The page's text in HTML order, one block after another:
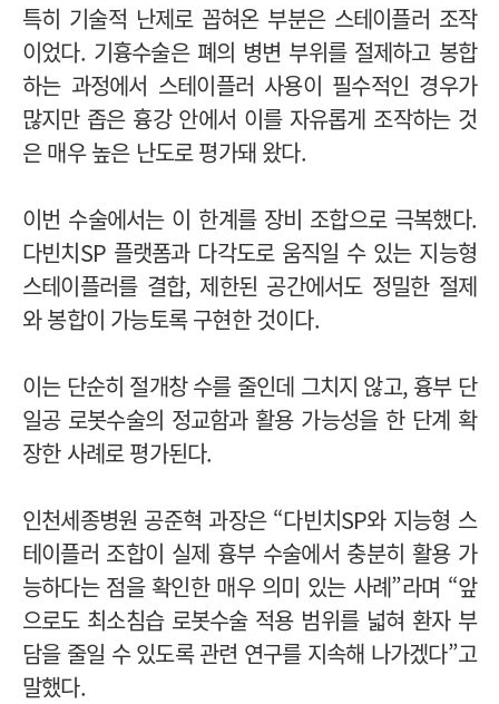
특히 기술적 난제로 꼽혀온 부분은 스테이플러 조작
이었다. 기흉수술은 폐의 병변 부위를 절제하고 봉합
하는 과정에서 스테이플러 사용이 필수적인 경우가
많지만 좁은 흉강 안에서 이를 자유롭게 조작하는 것
은 매우 높은 난도로 평가돼 왔다.
이번 수술에서는 이 한계를 장비 조합으로 극복했다.
다빈치SP 플랫폼과 다각도로 움직일 수 있는 지능형
스테이플러를 결합, 제한된 공간에서도 정밀한 절제
와 봉합이 가능토록 구현한 것이다.
이는 단순히 절개창 수를 줄인데 그치지 않고, 흉부 단
일공 로봇수술의 정교함과 활용 가능성을 한 단계 확
장한 사례로 평가된다.
인천세종병원 공준혁 과장은 “다빈치SP와 지능형 스
테이플러 조합이 실제 흉부 수술에서 충분히 활용 가
능하다는 점을 확인한 매우 의미 있는 사례”라며 “앞
으로도 최소침습 로봇수술 적용 범위를 넓혀 환자 부
담을 줄일 수 있도록 관련 연구를 지속해 나가겠다”고
말했다.